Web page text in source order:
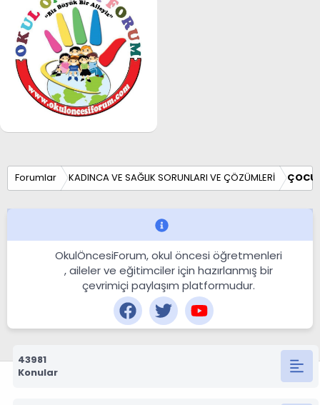
Forumlar KADINCA VE SAĞLIK SORUNLARI VE ÇÖZÜMLERİ
OkulÖncesiForum, okul öncesi öğretmenleri
, aileler ve eğitimciler için hazırlanmış bir
çevrimiçi paylaşım platformudur.
43981
Konular